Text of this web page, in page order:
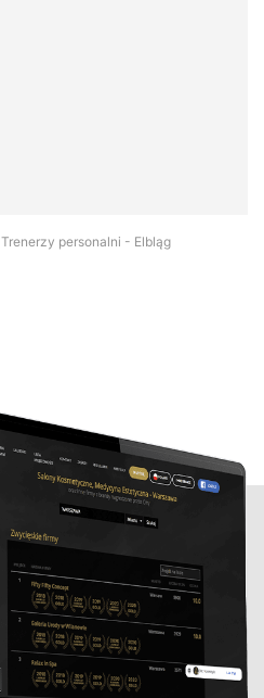
Trenerzy personalni - Elbląg